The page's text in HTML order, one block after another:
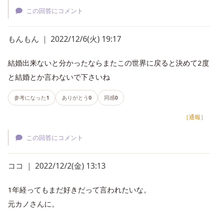
この回答にコメント
もんもん ｜ 2022/12/6(火) 19:17
結婚出来ないと分かったならまたこの世界に戻ると決めて2度
と結婚とか言わないで下さいね
参考になった1 ありがとう 0 同感0
［通報］
この回答にコメント
ココ ｜ 2022/12/2(金) 13:13
1年経ってもまだ好きだって言われたいな。
元カノさんに。